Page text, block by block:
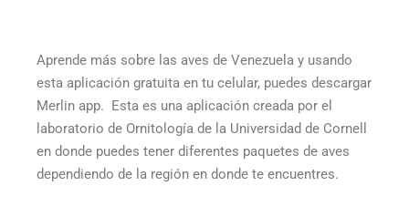
Aprende más sobre las aves de Venezuela y usando
esta aplicación gratuita en tu celular, puedes descargar
Merlin app. Esta es una aplicación creada por el
laboratorio de Ornitología de la Universidad de Cornell
en donde puedes tener diferentes paquetes de aves
dependiendo de la región en donde te encuentres.